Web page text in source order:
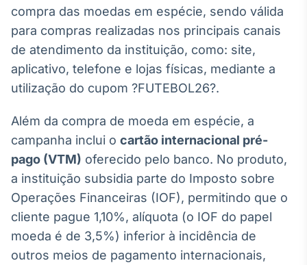
Broadcast
Wallboard
Conteúdos e
dados para
displays e telas
Curadoria
Curadoria de
conteúdos
Soluções de
Tecnologia
Broadcast
Radar
Monitoramento
compra das moedas em espécie, sendo válida
para compras realizadas nos principais canais
de atendimento da instituição, como: site,
aplicativo, telefone e lojas físicas, mediante a
utilização do cupom ?FUTEBOL26?.
Além da compra de moeda em espécie, a
campanha inclui o cartão internacional pré-
pago (VTM) oferecido pelo banco. No produto,
a instituição subsidia parte do Imposto sobre
Operações Financeiras (IOF), permitindo que o
cliente pague 1,10%, alíquota (o IOF do papel
moeda é de 3,5%) inferior à incidência de
outros meios de pagamento internacionais,